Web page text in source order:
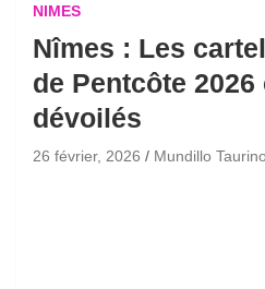
NIMES
Nîmes : Les
de Pentcôte 2026
dévoilés
26 février, 2026 Mundillo Taurino